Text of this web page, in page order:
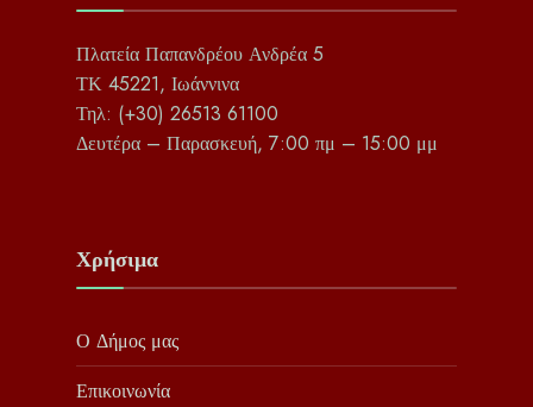
Πλατεία Παπανδρέου Ανδρέα 5
ΤΚ 45221, Ιωάννινα
Τηλ: (+30) 26513 61100
Δευτέρα – Παρασκευή, 7:00 πμ – 15:00 μμ
Χρήσιμα
Ο Δήμος μας
Επικοινωνία